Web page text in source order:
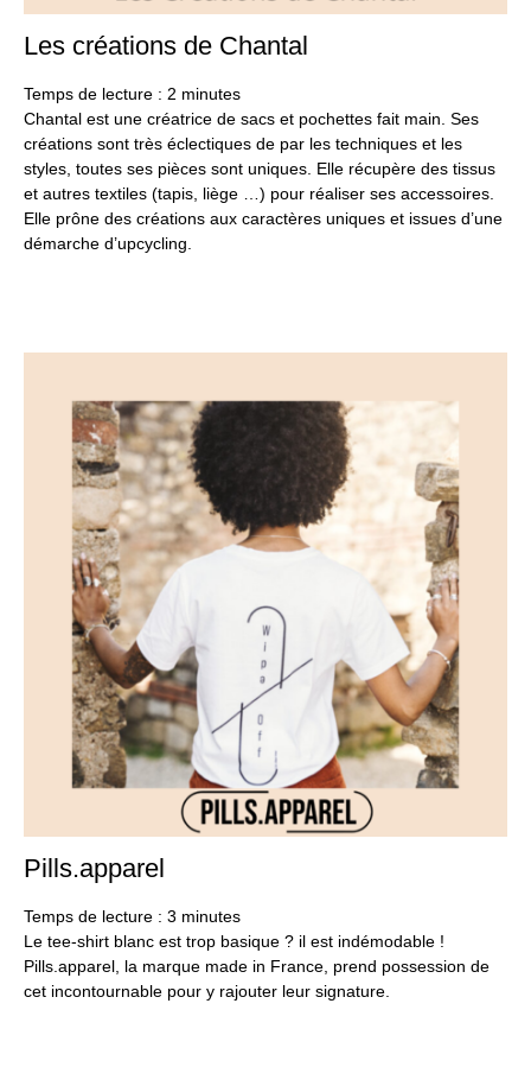
Les créations de Chantal
Temps de lecture : 2 minutes
Chantal est une créatrice de sacs et pochettes fait main. Ses
créations sont très éclectiques de par les techniques et les
styles, toutes ses pièces sont uniques. Elle récupère des tissus
et autres textiles (tapis, liège …) pour réaliser ses accessoires.
Elle prône des créations aux caractères uniques et issues d’une
démarche d’upcycling.
Pills.apparel
Temps de lecture : 3 minutes
Le tee-shirt blanc est trop basique ? il est indémodable !
Pills.apparel, la marque made in France, prend possession de
cet incontournable pour y rajouter leur signature.